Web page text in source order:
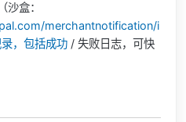
盒：
merchantnotification/i
，包括成功 / 失败日志，可快